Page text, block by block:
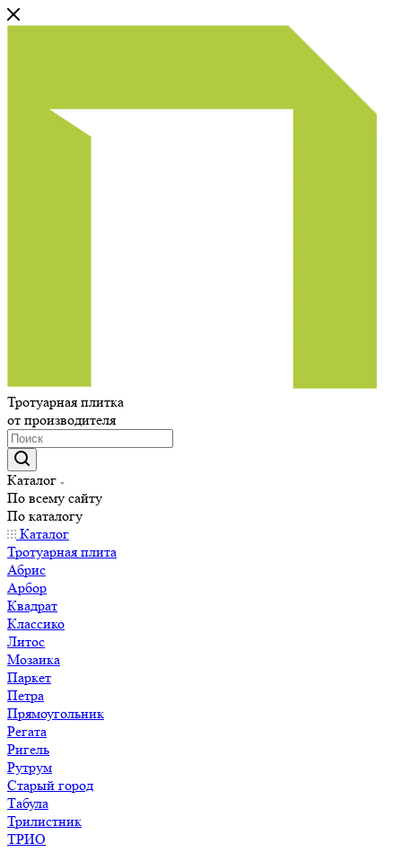
Тротуарная плитка
от производителя
Каталог
По всему сайту
По каталогу
Каталог
Тротуарная плита
Абрис
Арбор
Квадрат
Классико
Литос
Мозаика
Паркет
Петра
Прямоугольник
Регата
Ригель
Рутрум
Старый город
Табула
Трилистник
ТРИО